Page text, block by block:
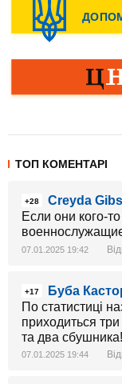
ТОП КОМЕНТАРІ
+28
Creyda
Если они кого-
07.01.2025 19:42
+17
Буба
По статистиці
приходиться
та два сбушника!
07.01.2025 19:44